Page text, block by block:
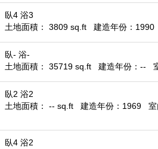
臥4 浴3
土地面積： 3809 sq.ft
建造年份：1990
臥- 浴-
土地面積： 35719 sq.ft
建造年份：--
臥2 浴2
土地面積： -- sq.ft
建造年份：1969
臥4 浴2